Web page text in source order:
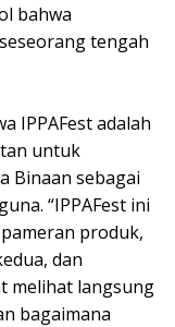
bahwa
tengah
IPPAFest adalah
untuk
Binaan sebagai
“IPPAFest ini
produk,
dan
melihat langsung
bagaimana